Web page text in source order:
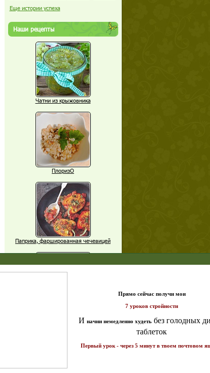
Еще истории успеха
Наши рецепты
Чатни из крыжовника
ПлоризО
Паприка, фаршированная чечевицей
середине дня?